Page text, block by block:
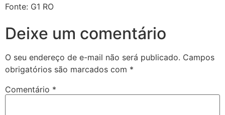
Fonte: G1 RO
Deixe um comentário
O seu endereço de e-mail não será publicado. Campos
obrigatórios são marcados com *
Comentário *